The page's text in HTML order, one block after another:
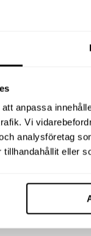
anpassa
Vi
analysföretag
eller